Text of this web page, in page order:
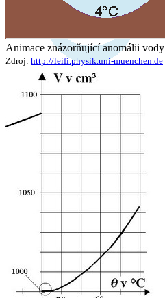
Animace znázorňující anomálii vody
Zdroj: http://leifi.physik.uni-muenchen.de